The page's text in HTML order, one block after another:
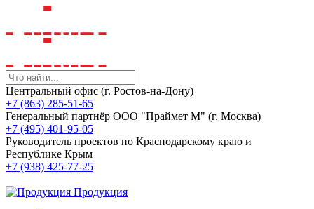
Центральный офис (г. Ростов-на-Дону)
+7 (863) 285-51-65
Генеральный партнёр ООО "Праймет М" (г. Москва)
+7 (495) 401-95-05
Руководитель проектов по Краснодарскому краю и
Республике Крым
+7 (938) 425-77-25
Продукция